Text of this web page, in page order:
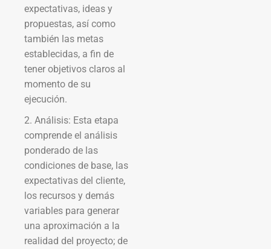
expectativas, ideas y
propuestas, así como
también las metas
establecidas, a fin de
tener objetivos claros al
momento de su
ejecución.
2. Análisis: Esta etapa
comprende el análisis
ponderado de las
condiciones de base, las
expectativas del cliente,
los recursos y demás
variables para generar
una aproximación a la
realidad del proyecto; de